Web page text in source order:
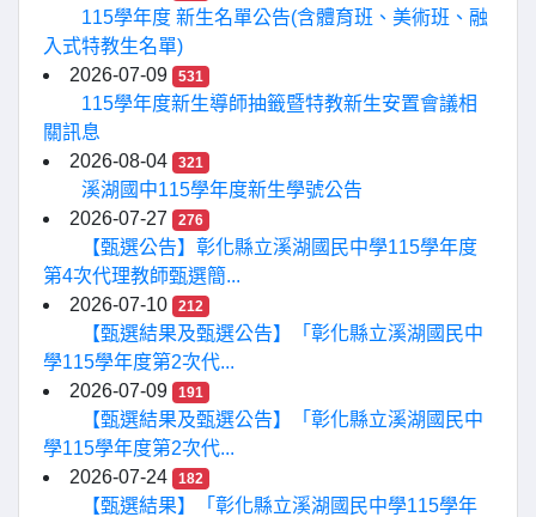
115學年度 新生名單公告(含體育班、美術班、融
入式特教生名單)
2026-07-09
531
115學年度新生導師抽籤暨特教新生安置會議相
關訊息
2026-08-04
321
溪湖國中115學年度新生學號公告
2026-07-27
276
【甄選公告】彰化縣立溪湖國民中學115學年度
第4次代理教師甄選簡...
2026-07-10
212
【甄選結果及甄選公告】「彰化縣立溪湖國民中
學115學年度第2次代...
2026-07-09
191
【甄選結果及甄選公告】「彰化縣立溪湖國民中
學115學年度第2次代...
2026-07-24
182
【甄選結果】「彰化縣立溪湖國民中學115學年